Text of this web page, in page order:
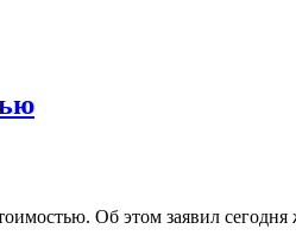
Об этом заявил